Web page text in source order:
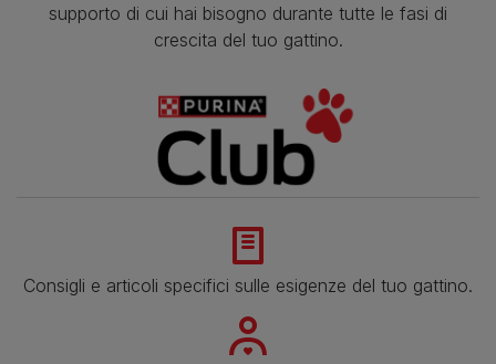
supporto di cui hai bisogno durante tutte le fasi di
crescita del tuo gattino.
Consigli e articoli specifici sulle esigenze del tuo gattino.